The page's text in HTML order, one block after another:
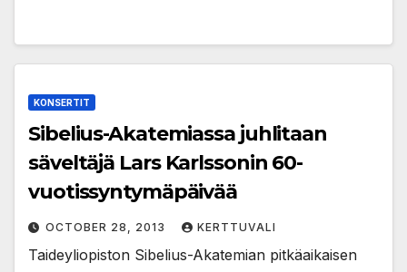
KONSERTIT
Sibelius-Akatemiassa juhlitaan
säveltäjä Lars Karlssonin 60-
vuotissyntymäpäivää
OCTOBER 28, 2013 KERTTUVALI
Taideyliopiston Sibelius-Akatemian pitkäaikaisen